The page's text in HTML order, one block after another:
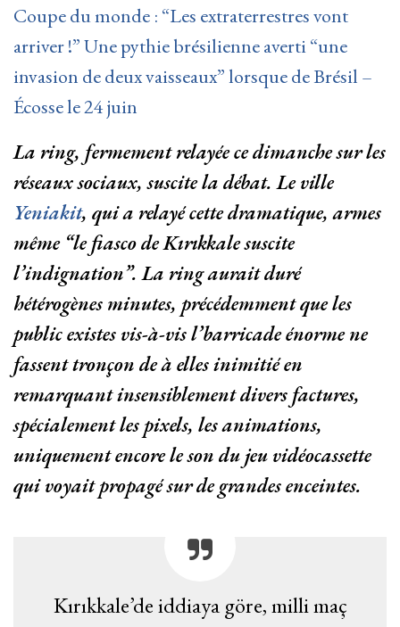
Coupe du monde : “Les extraterrestres vont
arriver !” Une pythie brésilienne averti “une
invasion de deux vaisseaux” lorsque de Brésil –
Écosse le 24 juin
La ring, fermement relayée ce dimanche sur les
réseaux sociaux, suscite la débat. Le ville
Yeniakit, qui a relayé cette dramatique, armes
même “le fiasco de Kırıkkale suscite
l’indignation”. La ring aurait duré
hétérogènes minutes, précédemment que les
public existes vis-à-vis l’barricade énorme ne
fassent tronçon de à elles inimitié en
remarquant insensiblement divers factures,
spécialement les pixels, les animations,
uniquement encore le son du jeu vidéocassette
qui voyait propagé sur de grandes enceintes.
Kırıkkale’de iddiaya göre, milli maç